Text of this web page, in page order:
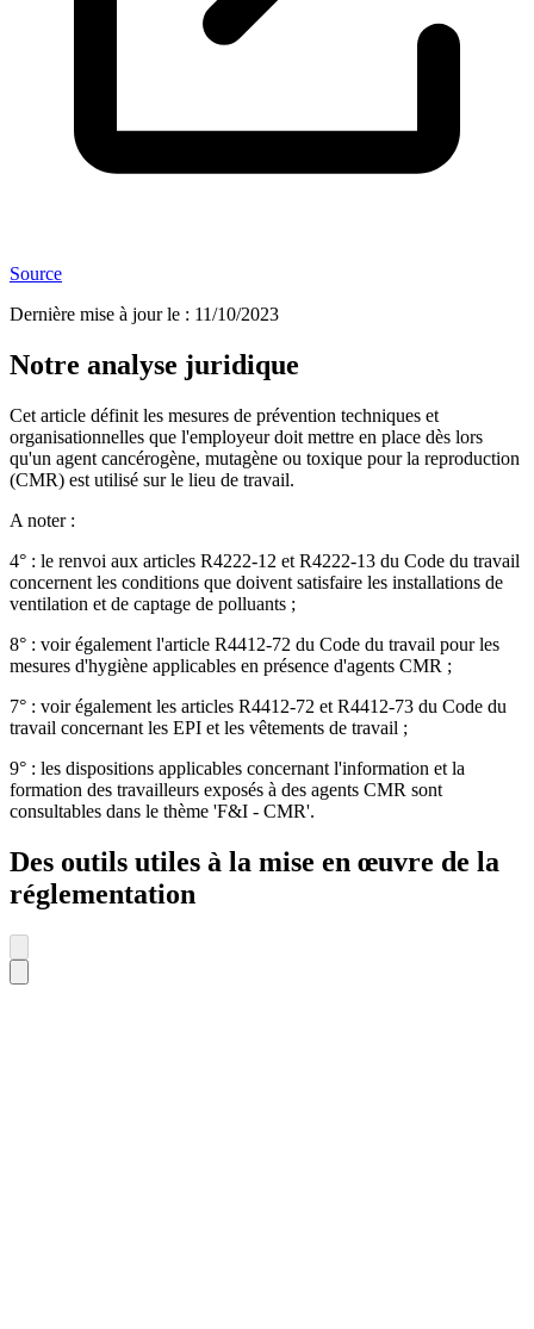
Source
Dernière mise à jour le : 11/10/2023
Notre analyse juridique
Cet article définit les mesures de prévention techniques et
organisationnelles que l'employeur doit mettre en place dès lors
qu'un agent cancérogène, mutagène ou toxique pour la reproduction
(CMR) est utilisé sur le lieu de travail.
A noter :
4° : le renvoi aux articles R4222-12 et R4222-13 du Code du travail
concernent les conditions que doivent satisfaire les installations de
ventilation et de captage de polluants ;
8° : voir également l'article R4412-72 du Code du travail pour les
mesures d'hygiène applicables en présence d'agents CMR ;
7° : voir également les articles R4412-72 et R4412-73 du Code du
travail concernant les EPI et les vêtements de travail ;
9° : les dispositions applicables concernant l'information et la
formation des travailleurs exposés à des agents CMR sont
consultables dans le thème 'F&I - CMR'.
Des outils utiles à la mise en œuvre de la
réglementation